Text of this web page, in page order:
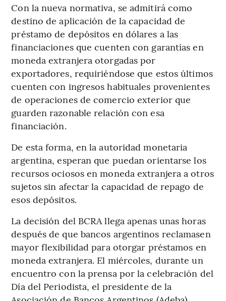
Con la nueva normativa, se admitirá como
destino de aplicación de la capacidad de
préstamo de depósitos en dólares a las
financiaciones que cuenten con garantías en
moneda extranjera otorgadas por
exportadores, requiriéndose que estos últimos
cuenten con ingresos habituales provenientes
de operaciones de comercio exterior que
guarden razonable relación con esa
financiación.
De esta forma, en la autoridad monetaria
argentina, esperan que puedan orientarse los
recursos ociosos en moneda extranjera a otros
sujetos sin afectar la capacidad de repago de
esos depósitos.
La decisión del BCRA llega apenas unas horas
después de que bancos argentinos reclamasen
mayor flexibilidad para otorgar préstamos en
moneda extranjera. El miércoles, durante un
encuentro con la prensa por la celebración del
Día del Periodista, el presidente de la